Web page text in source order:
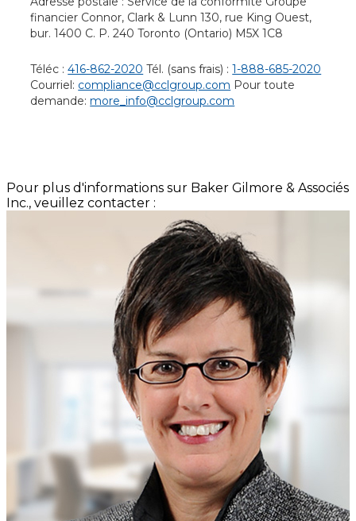
financier Connor, Clark & Lunn 130, rue King Ouest,
bur. 1400 C. P. 240 Toronto (Ontario) M5X 1C8
Téléc :416-862-2020 Tél. (sans frais) :1-888-685-2020
Courriel: compliance@cclgroup.com Pour toute
demande:more_info@cclgroup.com
Pour plus d'informations sur Baker Gilmore & Associés
Inc., veuillez contacter :